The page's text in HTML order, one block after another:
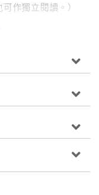
作獨立閱讀。）
之謎》。